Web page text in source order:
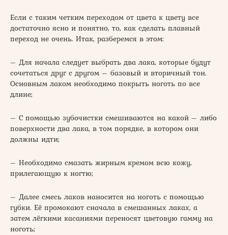
Если с таким четким переходом от цвета к цвету все
достаточно ясно и понятно, то, как сделать плавный
переход не очень. Итак, разберемся в этом:
– Для начала следует выбрать два лака, которые будут
сочетаться друг с другом – базовый и вторичный тон.
Основным лаком необходимо покрыть ноготь по все
длине;
– С помощью зубочистки смешиваются на какой – либо
поверхности два лака, в том порядке, в котором они
должны идти;
– Необходимо смазать жирным кремом всю кожу,
прилегающую к ногтю;
– Далее смесь лаков наносится на ноготь с помощью
губки. Её промокают сначала в смешанных лаках, а
затем лёгкими касаниями переносят цветовую гамму на
ноготь;